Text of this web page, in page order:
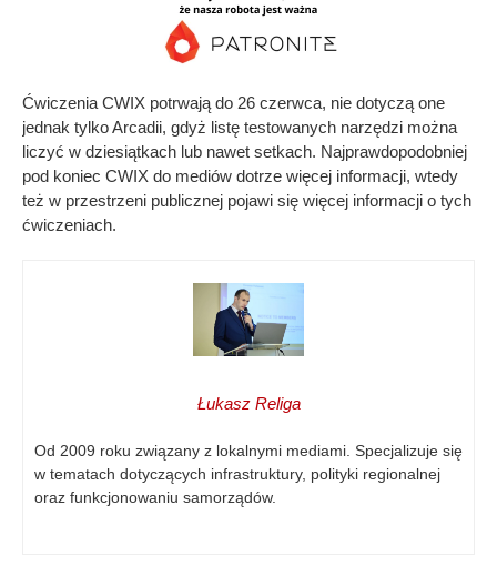
Ćwiczenia CWIX potrwają do 26 czerwca, nie dotyczą one
jednak tylko Arcadii, gdyż listę testowanych narzędzi można
liczyć w dziesiątkach lub nawet setkach. Najprawdopodobniej
pod koniec CWIX do mediów dotrze więcej informacji, wtedy
też w przestrzeni publicznej pojawi się więcej informacji o tych
ćwiczeniach.
Łukasz Religa
Od 2009 roku związany z lokalnymi mediami. Specjalizuje się
w tematach dotyczących infrastruktury, polityki regionalnej
oraz funkcjonowaniu samorządów.